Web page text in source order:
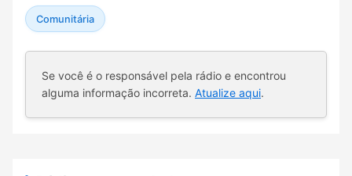
Comunitária
Se você é o responsável pela rádio e encontrou
alguma informação incorreta. Atualize aqui.